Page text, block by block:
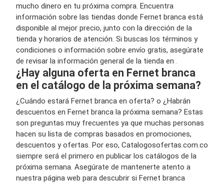
mucho dinero en tu próxima compra. Encuentra
información sobre las tiendas donde Fernet branca está
disponible al mejor precio, junto con la dirección de la
tienda y horarios de atención. Si buscas los términos y
condiciones o información sobre envío gratis, asegúrate
de revisar la información general de la tienda en
¿Hay alguna oferta en Fernet branca
en el catálogo de la próxima semana?
¿Cuándo estará Fernet branca en oferta? o ¿Habrán
descuentos en Fernet branca la próxima semana? Estas
son preguntas muy frecuentes ya que muchas personas
hacen su lista de compras basados en promociones,
descuentos y ofertas. Por eso, Catalogosofertas.com.co
siempre será el primero en publicar los catálogos de la
próxima semana. Asegúrate de mantenerte atento a
nuestra página web para descubrir si Fernet branca